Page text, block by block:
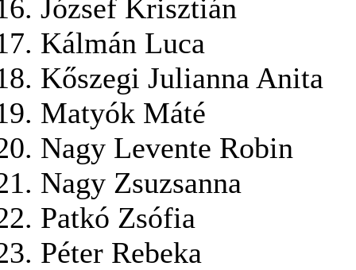
József Krisztián
Kálmán Luca
Kőszegi Julianna Anita
Matyók Máté
Nagy Levente Robin
Nagy Zsuzsanna
Patkó Zsófia
Péter Rebeka